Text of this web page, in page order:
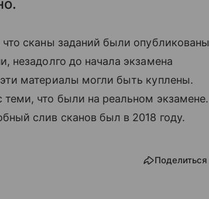
сканы заданий были опубликованы
незадолго до начала экзамена
материалы могли быть куплены.
что были на реальном экзамене.
слив сканов был в 2018 году.
Поделиться